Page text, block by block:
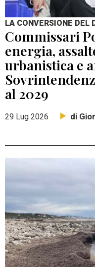
LA CONVERSIONE DEL
Commissari
energia,
urbanistica e
al 2029
29 Lug 2026 di